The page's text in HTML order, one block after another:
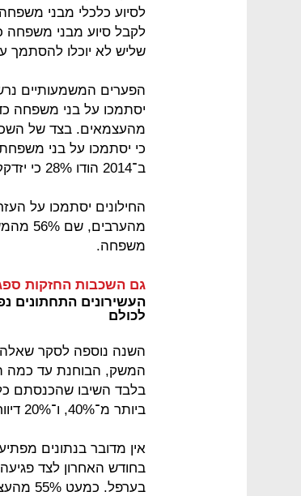
לסיוע כלכלי מבני
לקבל סיוע מבני משפחה
שליש לא יוכלו להסתמך
כי יסתמכו על בני
ב־2014 הודו 28% כי יזדקקו לבני משפחה כדי להתמודד עם הוצאה כזו.
החילונים יסתמכו על
משפחה.
גם השכבות החזקות
העשירונים התחתונים
לכולם
השנה נוספה לסקר
ביותר מ־40%, ו־20% דיווחו על ירידה חריפה בהכנסות של יותר מ־60%.
בחודש האחרון לצד